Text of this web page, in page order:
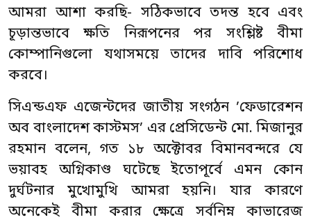
আমরা আশা করছি- সঠিকভাবে তদন্ত হবে এবং
চূড়ান্তভাবে ক্ষতি নিরূপনের পর সংশ্লিষ্ট বীমা
কোম্পানিগুলো যথাসময়ে তাদের দাবি পরিশোধ
করবে।
সিএন্ডএফ এজেন্টদের জাতীয় সংগঠন ’ফেডারেশন
অব বাংলাদেশ কাস্টমস’ এর প্রেসিডেন্ট মো. মিজানুর
রহমান বলেন, গত ১৮ অক্টোবর বিমানবন্দরে যে
ভয়াবহ অগ্নিকাণ্ড ঘটেছে ইতোপূর্বে এমন কোন
দুর্ঘটনার মুখোমুখি আমরা হয়নি। যার কারণে
অনেকেই বীমা করার ক্ষেত্রে সর্বনিম্ন কাভারেজ